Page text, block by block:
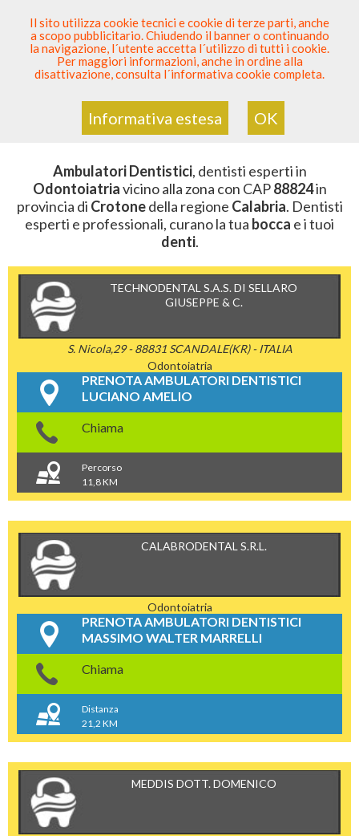
SEI DENTISTA? PARTECIPA
Sei QuiElenco Dentista Sicuro > Odontoiatria>
Ambulatori Dentistici>Calabria >Crotone>CAP 88824
ZONA CON CAP 88824
Ambulatori Dentistici, dentisti esperti in
Odontoiatriavicino alla zona con CAP88824in
provincia di Crotonedella regione Calabria. Dentisti
esperti e professionali, curano la tua bocca e i tuoi
denti.
TECHNODENTAL S.A.S. DI SELLARO
GIUSEPPE & C.
S. Nicola,29 - 88831 SCANDALE(KR) - ITALIA
Odontoiatria
PRENOTA AMBULATORI DENTISTICI
LUCIANO AMELIO
Chiama
Percorso
11,8 KM
CALABRODENTAL S.R.L.
Odontoiatria
PRENOTA AMBULATORI DENTISTICI
MASSIMO WALTER MARRELLI
Chiama
Distanza
21,2 KM
MEDDIS DOTT. DOMENICO
Il sito utilizza cookie tecnici e cookie di terze parti, anche
a scopo pubblicitario. Chiudendo il banner o continuando
la navigazione, l´utente accetta l´utilizzo di tutti i cookie.
Per maggiori informazioni, anche in ordine alla
disattivazione, consulta l´informativa cookie completa.
Informativa estesa OK